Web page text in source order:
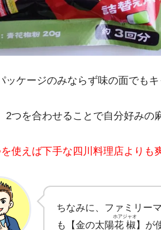
ッケージのみならず味の面でも
2つを合わせることで自分好みの
使えば下手な四川料理店よりも
ちなみに、ファミリー
も【金の太陽花椒
ホアジャオ
】が